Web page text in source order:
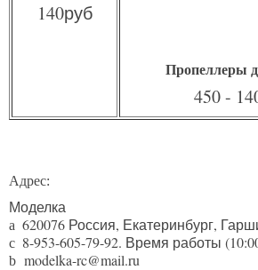
140руб
Пропеллеры
450 -
Адрес:
Моделка
a 620076 Россия, Екатеринбург,
c 8-953-605-79-92. Время работы
b modelka-rc@mail.ru